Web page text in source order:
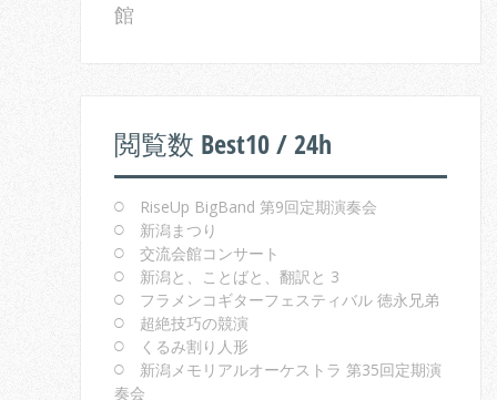
館
閲覧数 Best10 / 24h
RiseUp BigBand 第9回定期演奏会
新潟まつり
交流会館コンサート
新潟と、ことばと、翻訳と 3
フラメンコギターフェスティバル 徳永兄弟
超絶技巧の競演
くるみ割り人形
新潟メモリアルオーケストラ 第35回定期演
奏会